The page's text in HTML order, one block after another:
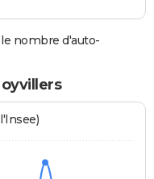
nombre d'auto-